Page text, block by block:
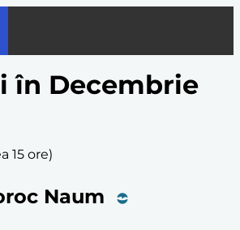
în Decembrie
15 ore)
Naum